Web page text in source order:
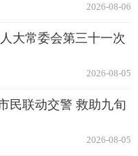
2026-08-06
大常委会第三十一次
2026-08-05
民联动交警 救助九旬
2026-08-05